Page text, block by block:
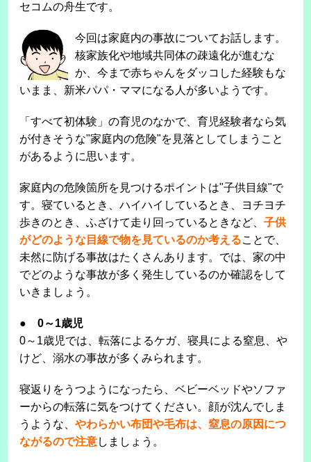
セコムの舟生です。
今回は家庭内の事故についてお話します。
核家族化や地域共同体の疎遠化が進むな
か、今まで赤ちゃんをダッコした経験もな
いまま、新米パパ・ママになる人が多いようです。
「すべて初体験」の育児のなかで、育児経験者なら気
が付きそうな"家庭内の危険"を見落としてしまうこと
があるように思います。
家庭内の危険箇所を見つけるポイントは"子供目線"で
す。寝ているとき、ハイハイしているとき、ヨチヨチ
歩きのとき、ふざけて走り回っているときなど、子供
がどのような目線で物を見ているのか考えることで、
未然に防げる事故はたくさんあります。では、家の中
でどのような事故が多く発生しているのか確認をして
いきましょう。
●0～1歳児
0～1歳児では、転落によるケガ、寝具による窒息、や
けど、溺水の事故が多くみられます。
寝返りをうつようになったら、ベビーベッドやソファ
ーからの転落に気をつけてください。顔が沈んでしま
うような、やわらかい布団や毛布は、窒息の原因につ
ながるので注意しましょう。